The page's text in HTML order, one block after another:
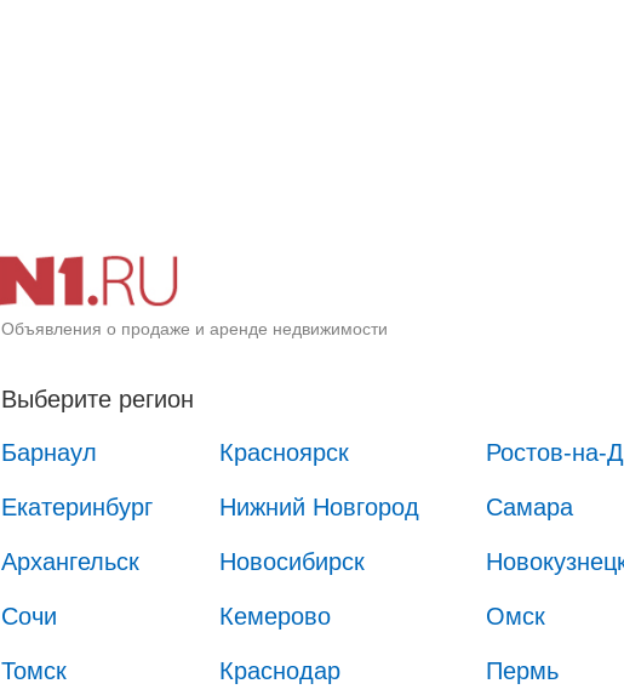
Объявления о продаже и аренде недвижимости
Выберите регион
Барнаул
Красноярск Ростов-на-
Екатеринбург Нижний Новгород Самара
Архангельск Новосибирск
Сочи Кемерово Омск
Томск Краснодар Пермь